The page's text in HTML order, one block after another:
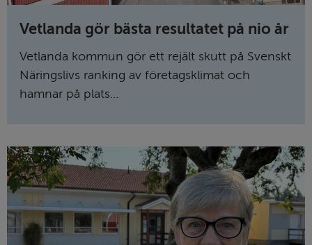
Vetlanda gör bästa resultatet på nio år
Vetlanda kommun gör ett rejält skutt på Svenskt
Näringslivs ranking av företagsklimat och
hamnar på plats...